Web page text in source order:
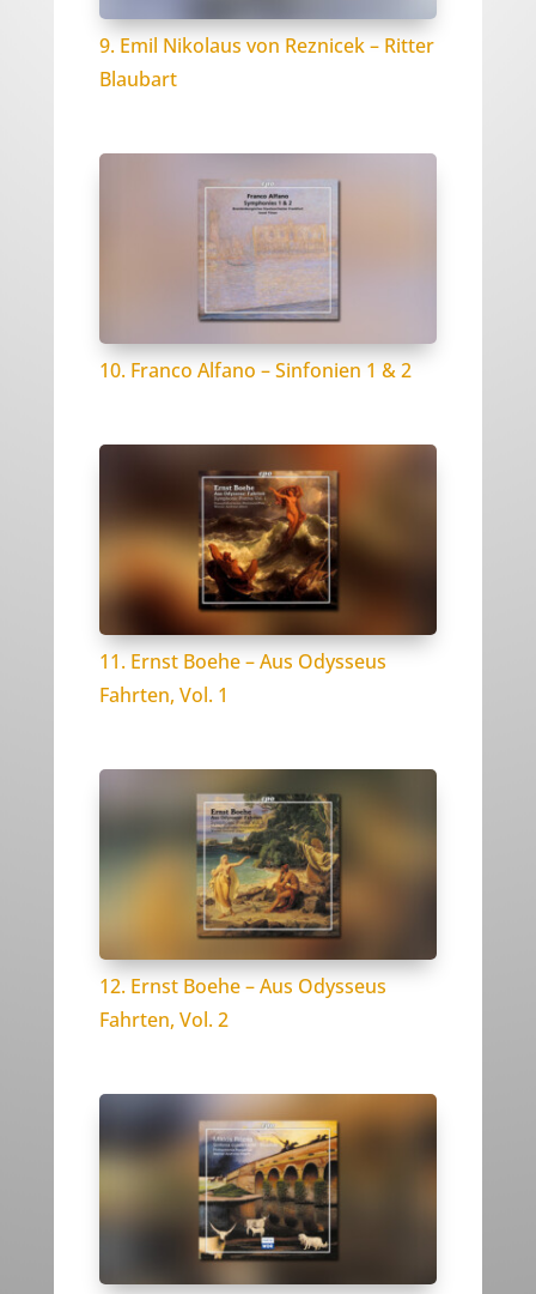
9. Emil Nikolaus von Reznicek – Ritter
Blaubart
10. Franco Alfano – Sinfonien 1 & 2
11. Ernst Boehe – Aus Odysseus
Fahrten, Vol. 1
12. Ernst Boehe – Aus Odysseus
Fahrten, Vol. 2